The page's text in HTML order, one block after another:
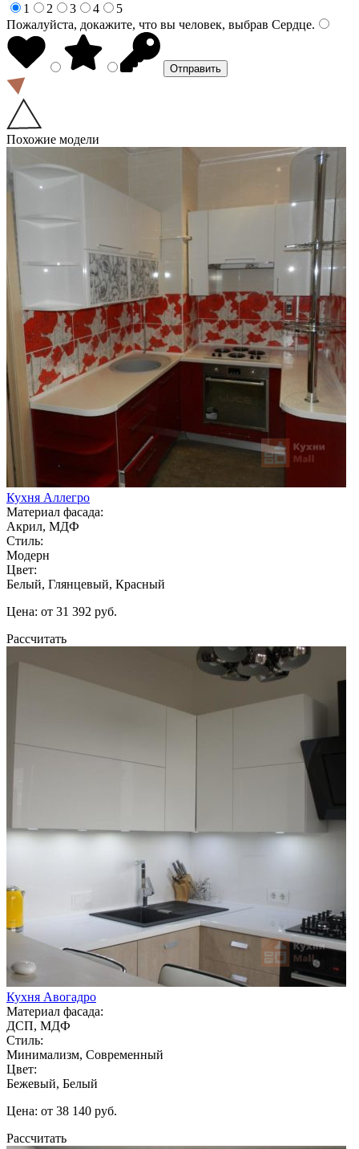
1
2 3 4
5
Пожалуйста, докажите, что вы человек, выбрав Сердце.
Похожие модели
Кухня Аллегро
Материал фасада:
Акрил, МДФ
Стиль:
Модерн
Цвет:
Белый, Глянцевый, Красный
Цена: от 31 392 руб.
Рассчитать
Кухня Авогадро
Материал фасада:
ДСП, МДФ
Стиль:
Минимализм, Современный
Цвет:
Бежевый, Белый
Цена: от 38 140 руб.
Рассчитать